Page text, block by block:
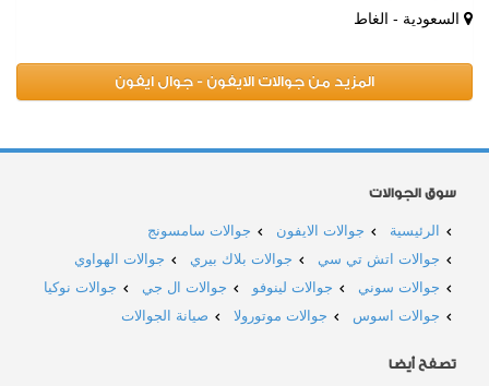
السعودية - الغاط
المزيد من جوالات الايفون - جوال ايفون
سوق الجوالات
الرئيسية جوالات الايفون
جوالات سامسونج
جوالات اتش تي سي
جوالات بلاك بيري
جوالات الهواوي
جوالات سوني
جوالات لينوفو جوالات ال جي
جوالات نوكيا
جوالات اسوس
جوالات موتورولا صيانة الجوالات
تصفح أيضا